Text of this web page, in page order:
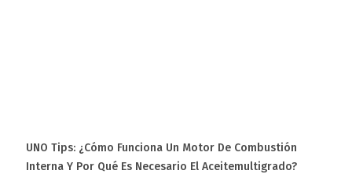
UNO Tips: ¿Cómo Funciona Un Motor De Combustión
Interna Y Por Qué Es Necesario El Aceitemultigrado?